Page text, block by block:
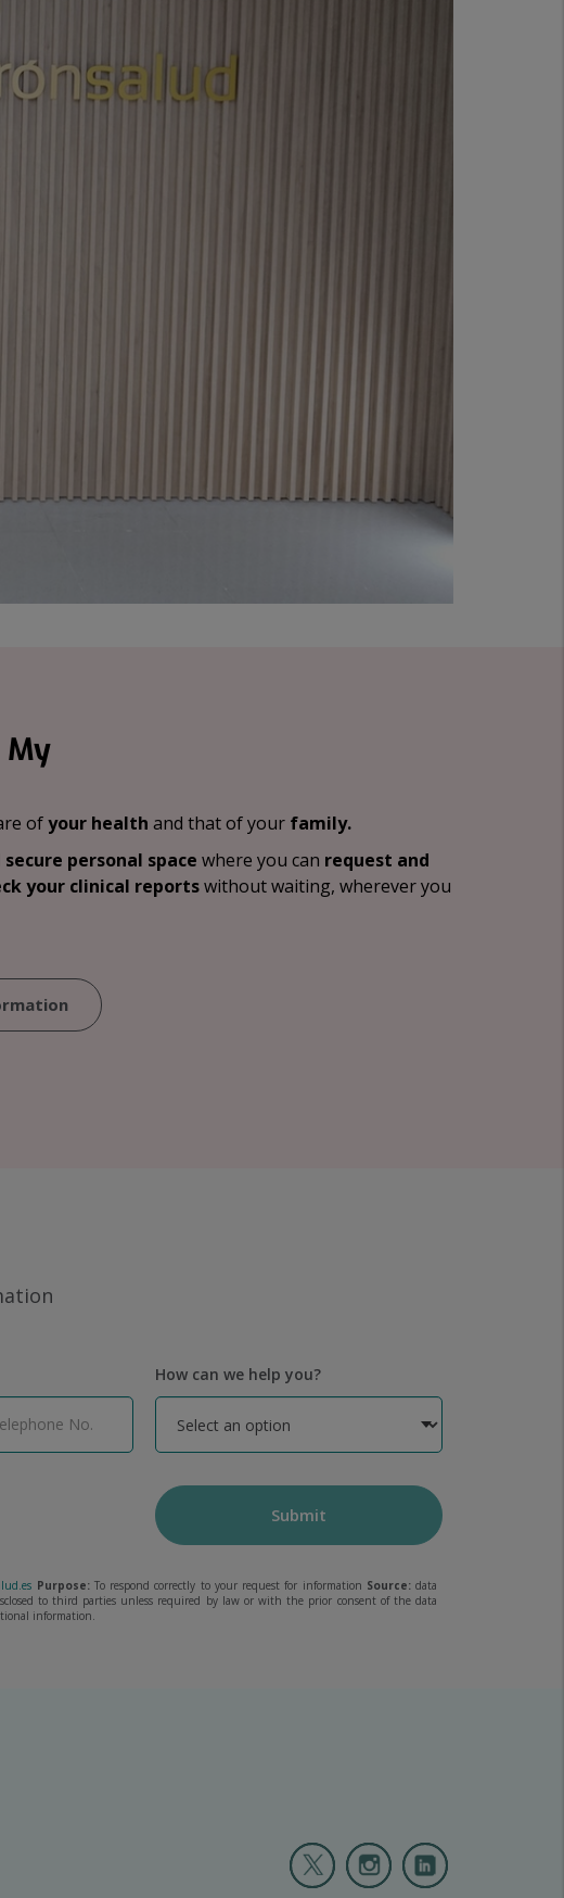
My
ofyour health and that of your family.
personal space where you can request and
your clinical reportswithout waiting, wherever you
How can we help you?
Submit
Purpose:To respond correctly to your request for information Source:data
to third parties unless required by law or with the prior consent of the data
information.